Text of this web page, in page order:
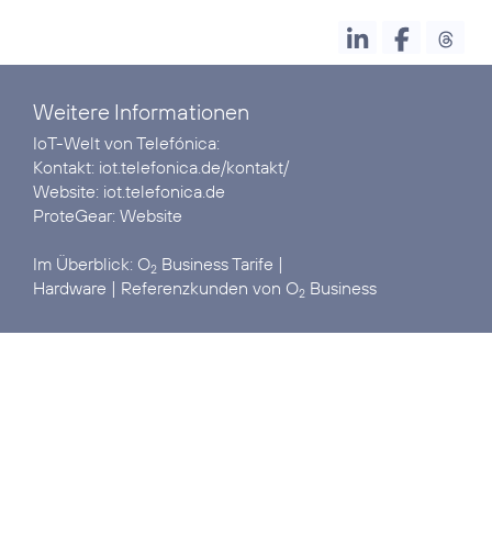
Weitere Informationen
IoT-Welt von Telefónica:
Kontakt: iot.telefonica.de/kontakt/
Website: iot.telefonica.de
ProteGear: Website
Im Überblick: O2 Business Tarife
Hardware | Referenzkunden von O2 Business